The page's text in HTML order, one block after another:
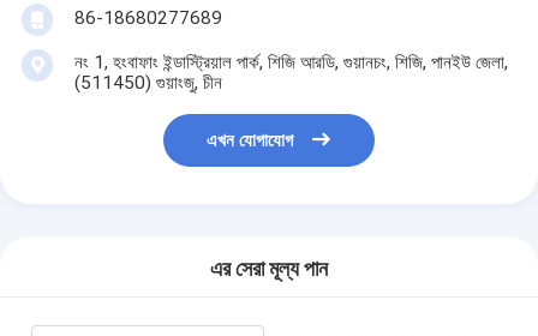
86-18680277689
নং 1, হংবাফাং ইন্ডাস্ট্রিয়াল পার্ক, শিজি আরডি, গুয়ানচং, শিজি, পানইউ জেলা,
(511450) গুয়াংজু, চীন
এখন যোগাযোগ
এর সেরা মূল্য পান